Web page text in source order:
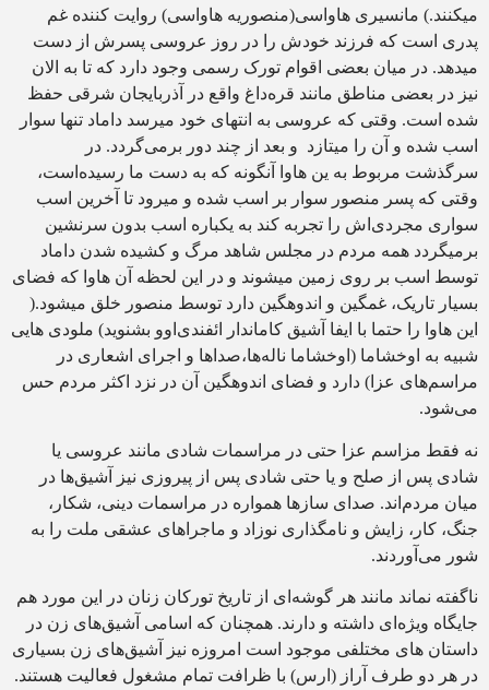
میکنند.) مانسیری هاواسی(منصوریه هاواسی) روایت کننده غم
پدری است که فرزند خودش را در روز عروسی پسرش از دست
میدهد. در میان بعضی اقوام تورک رسمی وجود دارد که تا به الان
نیز در بعضی مناطق مانند قره‌داغ واقع در آذربایجان شرقی حفظ
شده است. وقتی که عروسی به انتهای خود میرسد داماد تنها سوار
اسب شده و آن را میتازد و بعد از چند دور برمی‌گردد. در
سرگذشت مربوط به ین هاوا آنگونه که به دست ما رسیده‌است،
وقتی که پسر منصور سوار بر اسب شده و میرود تا آخرین اسب
سواری مجردی‌اش را تجربه کند به یکباره اسب بدون سرنشین
برمیگردد همه مردم در مجلس شاهد مرگ و کشیده شدن داماد
توسط اسب بر روی زمین میشوند و در این لحظه آن هاوا که فضای
بسیار تاریک، غمگین و اندوهگین دارد توسط منصور خلق میشود.(
این هاوا را حتما با ایفا آشیق کاماندار ائفندی‌اوو بشنوید) ملودی هایی
شبیه به اوخشاما (اوخشاما ناله‌ها،صداها و اجرای اشعاری در
مراسم‌های عزا) دارد و فضای اندوهگین آن در نزد اکثر مردم حس
می‌شود.
نه فقط مزاسم عزا حتی در مراسمات شادی مانند عروسی یا
شادی پس از صلح و یا حتی شادی پس از پیروزی نیز آشیق‌ها در
میان مردم‌اند. صدای سازها همواره در مراسمات دینی، شکار،
جنگ، کار، زایش و نامگذاری نوزاد و ماجراهای عشقی ملت را به
شور می‌آوردند.
ناگفته نماند مانند هر گوشه‌ای از تاریخ تورکان زنان در این مورد هم
جایگاه ویژه‌ای داشته و دارند. همچنان که اسامی آشیق‌های زن در
داستان های مختلفی موجود است امروزه نیز آشیق‌های زن بسیاری
در هر دو طرف آراز (ارس) با ظرافت تمام مشغول فعالیت هستند.